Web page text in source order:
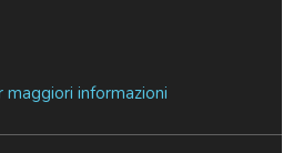
informazioni